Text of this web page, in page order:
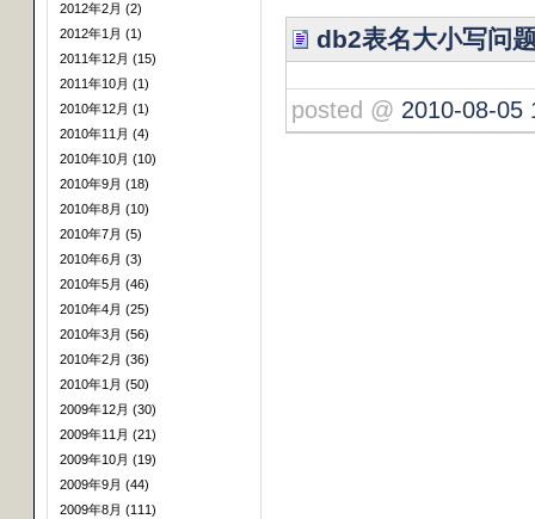
2012年2月 (2)
2012年1月 (1)
2011年12月 (15)
2011年10月 (1)
2010年12月 (1)
2010年11月 (4)
2010年10月 (10)
2010年9月 (18)
2010年8月 (10)
2010年7月 (5)
2010年6月 (3)
2010年5月 (46)
2010年4月 (25)
2010年3月 (56)
2010年2月 (36)
2010年1月 (50)
2009年12月 (30)
2009年11月 (21)
2009年10月 (19)
2009年9月 (44)
2009年8月 (111)
db2表名大小写问
posted @ 2010-08-05